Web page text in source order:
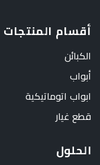
أقسام المنتجات
الكبائن
أبواب
ابواب اتوماتيكية
قطع غيار
الحلول